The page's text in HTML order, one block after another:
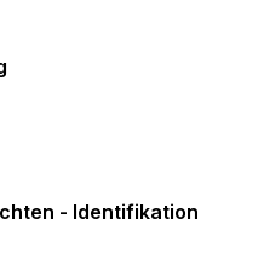
- Identifikation